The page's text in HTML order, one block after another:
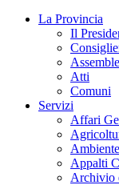
La Provincia
Il
Atti
Comuni
Servizi
Affari
Appalti
Archivio